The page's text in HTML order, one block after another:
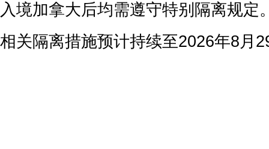
入境加拿大后均需遵守特别隔离规定
相关隔离措施预计持续至2026年8月